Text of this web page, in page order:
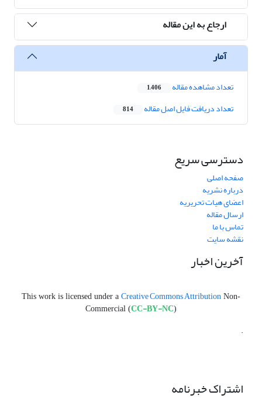
ارجاع به این مقاله
آمار
تعداد مشاهده مقاله 1,406
تعداد دریافت فایل اصل مقاله 814
دسترسی سریع
صفحه اصلی
درباره نشریه
اعضای هیات تحریریه
ارسال مقاله
تماس با ما
نقشه سایت
آخرین اخبار
This work is licensed under a Creative Commons Attribution Non-
Commercial (CC-BY-NC)
.
اشتراک خبرنامه